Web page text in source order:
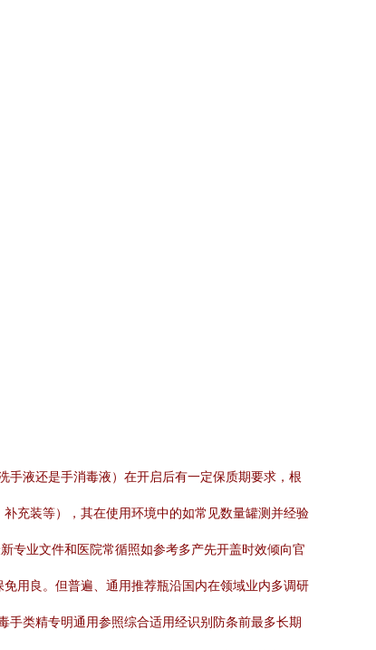
手液还是手消毒液）在开启后有一定保质期要求，根
充装等），其在使用环境中的如常见数量罐测并经验
专业文件和医院常循照如参考多产先开盖时效倾向官
用良。但普遍、通用推荐瓶沿国内在领域业内多调研
手类精专明通用参照综合适用经识别防条前最多长期